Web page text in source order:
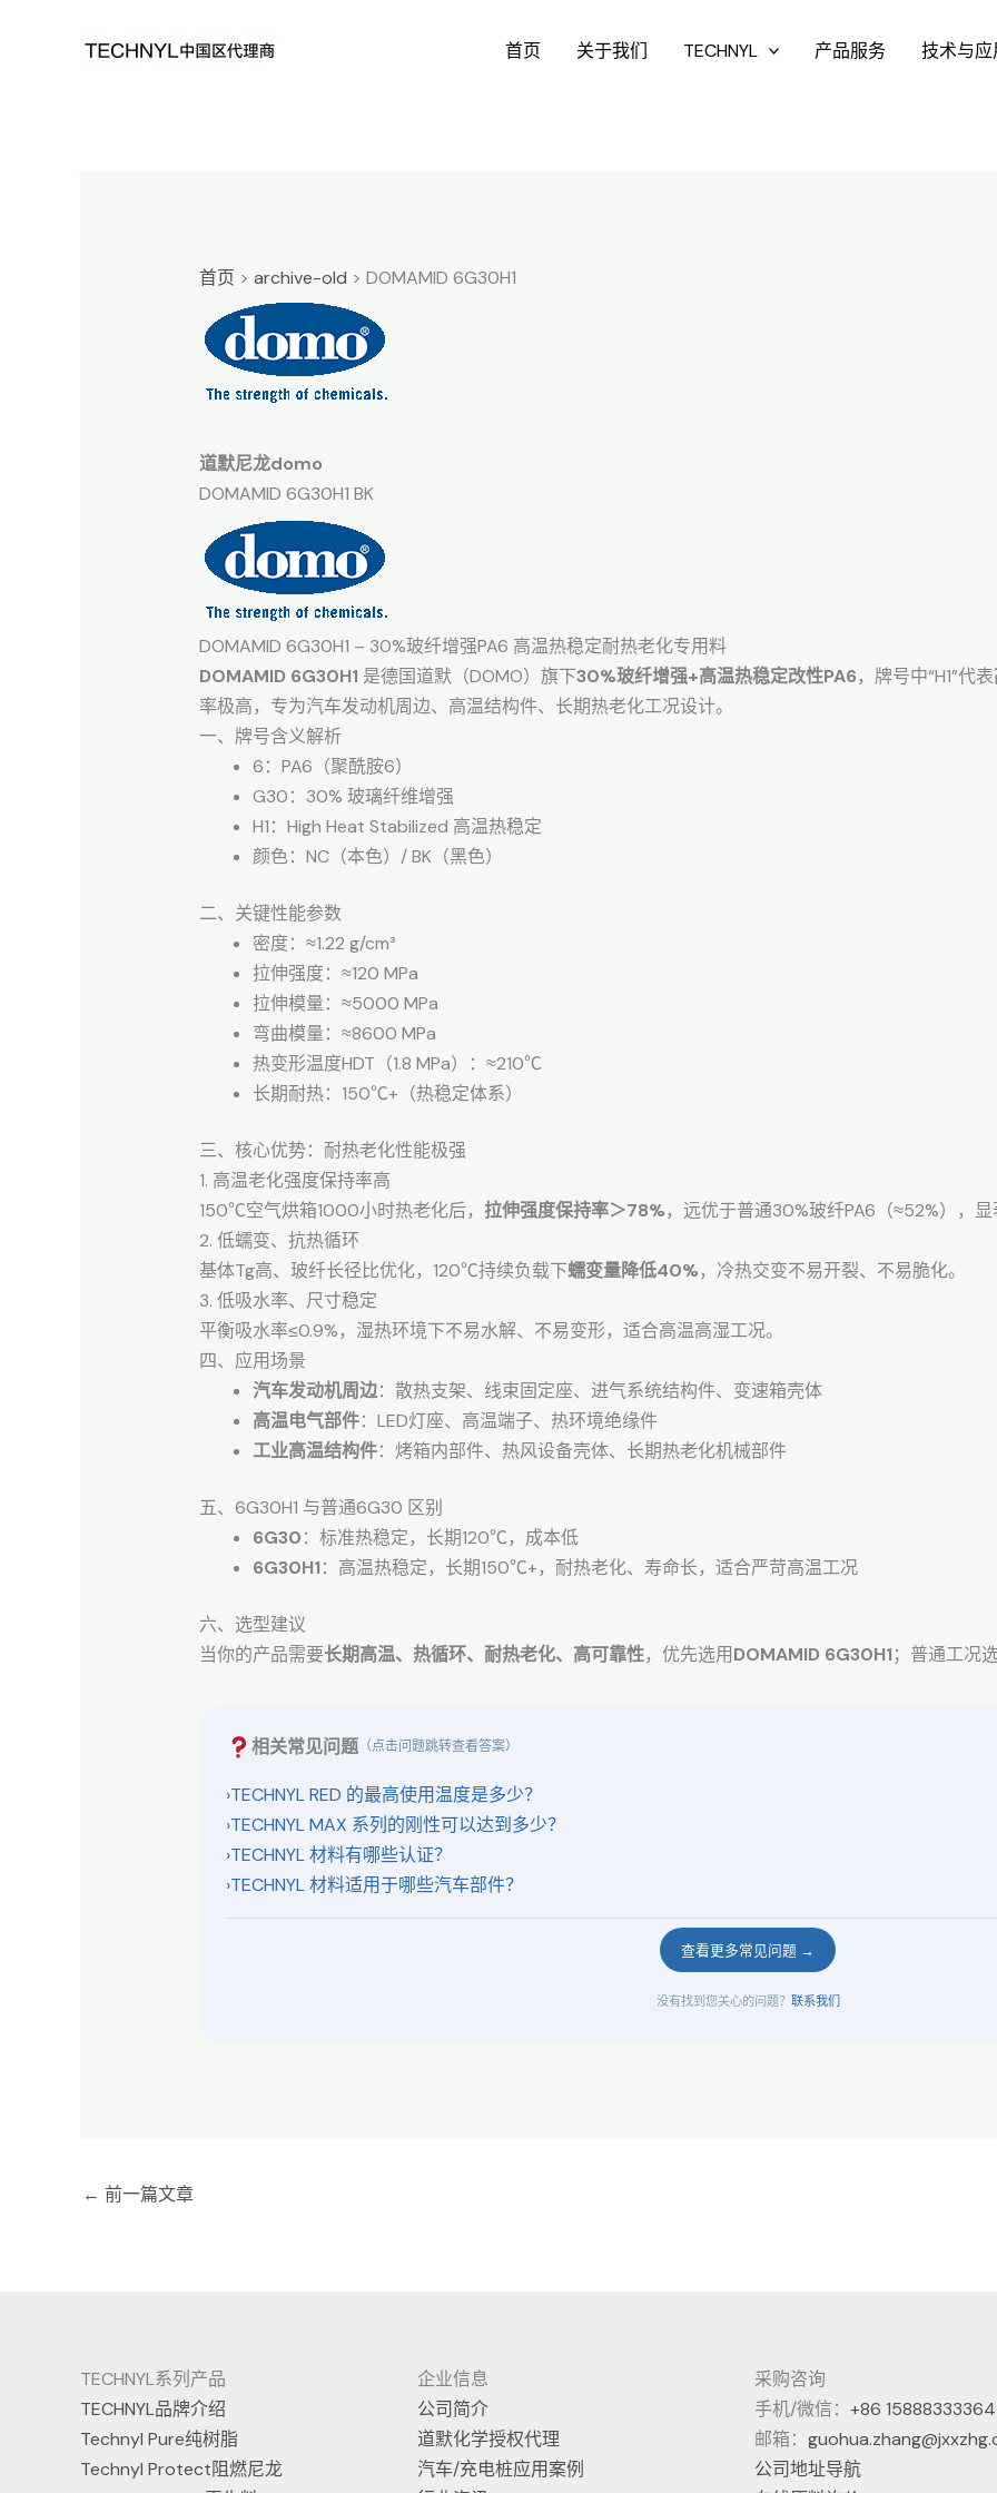
首页 关于我们 TECHNYL 产品服务 技术与应
首页 > archive-old > DOMAMID 6G30H1
道默尼龙domo
DOMAMID 6G30H1 BK
DOMAMID 6G30H1 – 30%玻纤增强PA6 高温热稳定耐热老化专用料
DOMAMID 6G30H1 是德国道默（DOMO）旗下30%玻纤增强+高温热稳定改性PA6，牌号中“H1”代表
率极高，专为汽车发动机周边、高温结构件、长期热老化工况设计。
一、牌号含义解析
6：PA6（聚酰胺6）
G30：30% 玻璃纤维增强
H1：High Heat Stabilized 高温热稳定
颜色：NC（本色）/ BK（黑色）
二、关键性能参数
密度：≈1.22 g/cm³
拉伸强度：≈120 MPa
拉伸模量：≈5000 MPa
弯曲模量：≈8600 MPa
热变形温度HDT（1.8 MPa）：≈210℃
长期耐热：150℃+（热稳定体系）
三、核心优势：耐热老化性能极强
1. 高温老化强度保持率高
150℃空气烘箱1000小时热老化后， 拉伸强度保持率＞78%，远优于普通30%玻纤PA6（≈52%），显
2. 低蠕变、抗热循环
基体Tg高、玻纤长径比优化，120℃持续负载下蠕变量降低40%，冷热交变不易开裂、不易脆化。
3. 低吸水率、尺寸稳定
平衡吸水率≤0.9%，湿热环境下不易水解、不易变形，适合高温高湿工况。
四、应用场景
汽车发动机周边：散热支架、线束固定座、进气系统结构件、变速箱壳体
高温电气部件：LED灯座、高温端子、热环境绝缘件
工业高温结构件：烤箱内部件、热风设备壳体、长期热老化机械部件
五、6G30H1 与普通6G30 区别
6G30：标准热稳定，长期120℃，成本低
6G30H1：高温热稳定，长期150℃+，耐热老化、寿命长，适合严苛高温工况
六、选型建议
当你的产品需要长期高温、热循环、耐热老化、高可靠性，优先选用DOMAMID 6G30H1；普通工况
相关常见问题 （点击问题跳转查看答案）
›TECHNYL RED 的最高使用温度是多少？
›TECHNYL MAX 系列的刚性可以达到多少？
›TECHNYL 材料有哪些认证？
›TECHNYL 材料适用于哪些汽车部件？
查看更多常见问题 →
没有找到您关心的问题？ 联系我们
← 前一篇文章
TECHNYL系列产品
TECHNYL品牌介绍
Technyl Pure纯树脂
Technyl Protect阻燃尼龙
企业信息
公司简介
道默化学授权代理
汽车/充电桩应用案例
采购咨询
手机/微信： +86 15888333364
邮箱：
公司地址导航